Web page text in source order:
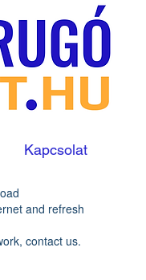
Kapcsolat
and refresh
contact us.